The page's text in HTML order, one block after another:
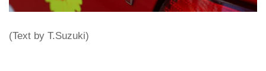
(Text by T.Suzuki)